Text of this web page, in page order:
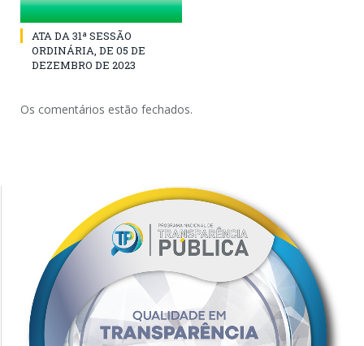
ATA DA 31ª SESSÃO
ORDINÁRIA, DE 05 DE
DEZEMBRO DE 2023
Os comentários estão fechados.